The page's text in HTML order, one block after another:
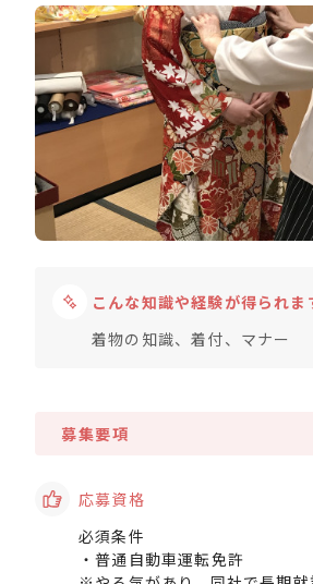
こんな知識や経験が得られま
着物の知識、着付、マナー
募集要項
応募資格
必須条件
・普通自動車運転免許